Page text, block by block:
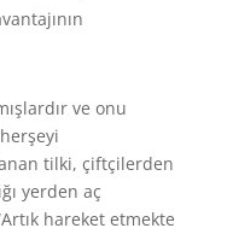
ve onu
tilki, çiftçilerden
yerden aç
hareket etmekte